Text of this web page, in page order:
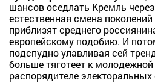
шансов оседлать Кремль
естественная смена
приблизят среднего
европейскому подобию. И
подспудно улавливая сей
больше тяготеет к
распорядителе электоральных